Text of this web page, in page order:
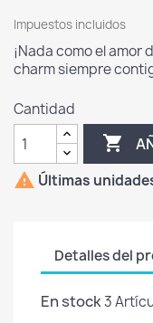
Impuestos incluidos
¡Nada como el amor
charm siempre
Cantidad

 Últimas
Detalles del
En stock3